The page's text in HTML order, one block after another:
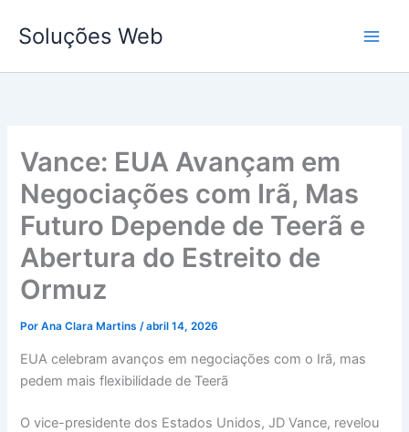
para
conteúdo
Soluções Web
Vance: EUA Avançam em
Negociações com Irã, Mas
Futuro Depende de Teerã e
Abertura do Estreito de
Ormuz
PorAna Clara Martins/abril 14, 2026
EUA celebram avanços em negociações com o Irã, mas
pedem mais flexibilidade de Teerã
O vice-presidente dos Estados Unidos, JD Vance, revelou